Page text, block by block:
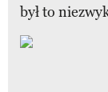
był to